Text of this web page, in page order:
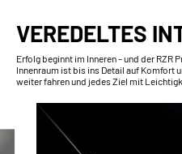
VEREDELTES
Erfolg beginnt im Inneren – und der RZR
Innenraum ist bis ins Detail auf Komfort
weiter fahren und jedes Ziel mit